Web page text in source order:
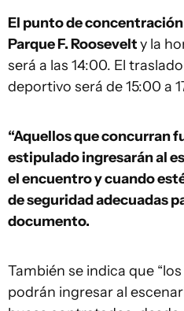
El punto de
Parque F. Roosevelty la
será a las 14:00. El
deportivo será de 15:00 a
“Aquellos que concurran
estipulado ingresarán al
el encuentro y cuando
de seguridad adecuadas
documento.
También se indica que
podrán ingresar al